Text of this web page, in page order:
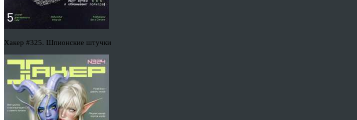
Хакер #325. Шпионские штучки